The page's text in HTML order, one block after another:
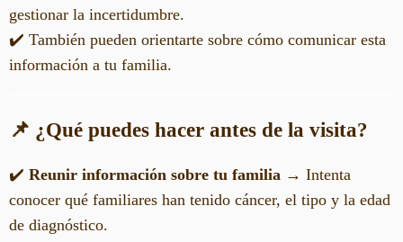
gestionar la incertidumbre.
✔️ También pueden orientarte sobre cómo comunicar esta
información a tu familia.
📌 ¿Qué puedes hacer antes de la visita?
✔️ Reunir información sobre tu familia → Intenta
conocer qué familiares han tenido cáncer, el tipo y la edad
de diagnóstico.